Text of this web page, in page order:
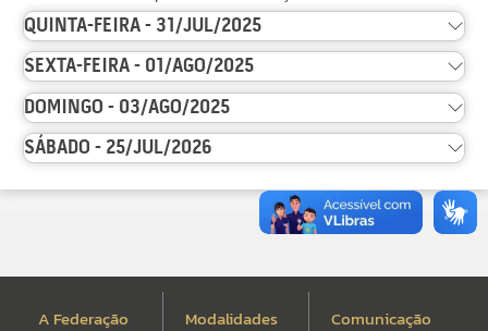
QUINTA-FEIRA - 31/JUL/2025
SEXTA-FEIRA - 01/AGO/2025
DOMINGO - 03/AGO/2025
SÁBADO - 25/JUL/2026
A Federação Modalidades Comunicação